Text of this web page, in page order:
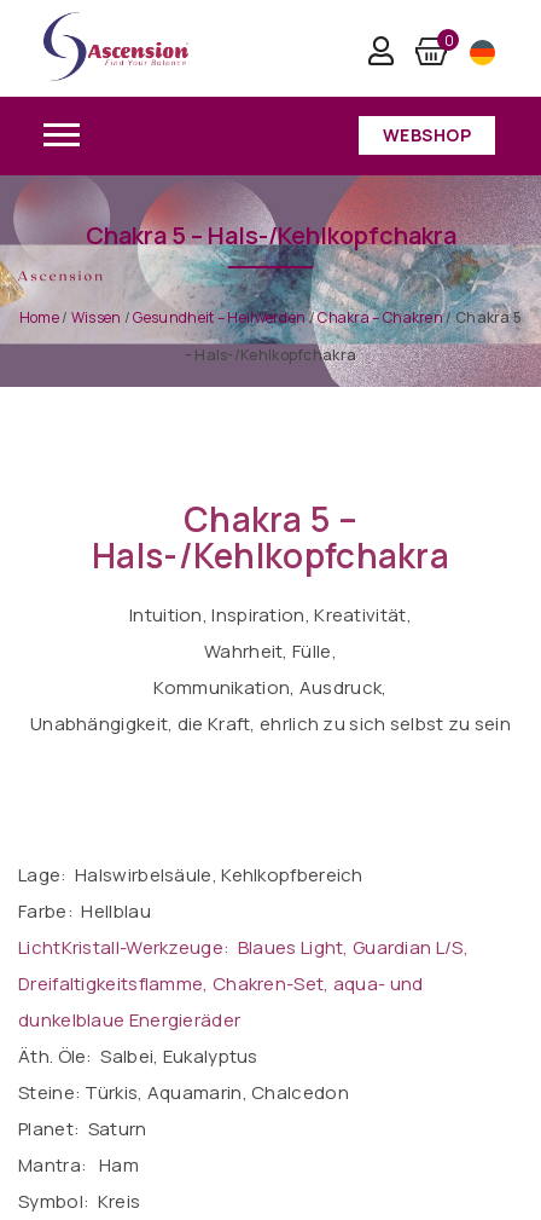
0
WEBSHOP
Chakra 5 – Hals-/Kehlkopfchakra
Home/ Wissen /Gesundheit – Heilwerden/Chakra – Chakren/Chakra 5
– Hals-/Kehlkopfchakra
Chakra 5 –
Hals-/Kehlkopfchakra
Intuition, Inspiration, Kreativität,
Wahrheit, Fülle,
Kommunikation, Ausdruck,
Unabhängigkeit, die Kraft, ehrlich zu sich selbst zu sein
Lage: Halswirbelsäule, Kehlkopfbereich
Farbe: Hellblau
LichtKristall-Werkzeuge: Blaues Light, Guardian L/S,
Dreifaltigkeitsflamme, Chakren-Set, aqua- und
dunkelblaue Energieräder
Äth. Öle: Salbei, Eukalyptus
Steine: Türkis, Aquamarin, Chalcedon
Planet: Saturn
Mantra: Ham
Symbol: Kreis